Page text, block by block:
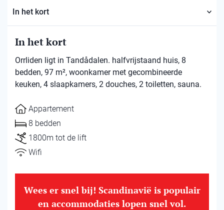
In het kort
In het kort
Orrliden ligt in Tandådalen. halfvrijstaand huis, 8
bedden, 97 m², woonkamer met gecombineerde
keuken, 4 slaapkamers, 2 douches, 2 toiletten, sauna.
Appartement
8 bedden
1800m tot de lift
Wifi
Wees er snel bij! Scandinavië is populair
en accommodaties lopen snel vol.